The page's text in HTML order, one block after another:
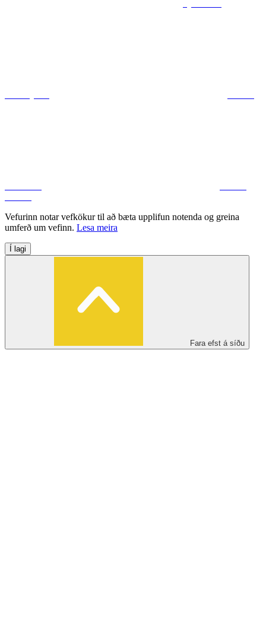
Vefurinn notar vefkökur til að bæta upplifun notenda og greina
umferð um vefinn. Lesa meira
Í lagi
Fara efst á síðu